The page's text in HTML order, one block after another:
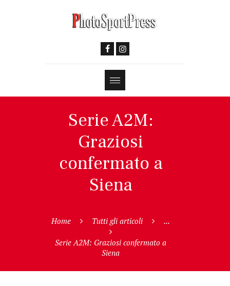
Serie A2M:
Graziosi
confermato a
Siena
Home Tutti gli articoli ...
Serie A2M: Graziosi confermato a
Siena